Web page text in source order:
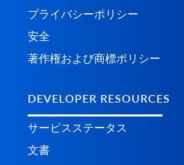
プライバシーポリシー
安全
著作権および商標ポリシー
DEVELOPER RESOURCES
サービスステータス
文書